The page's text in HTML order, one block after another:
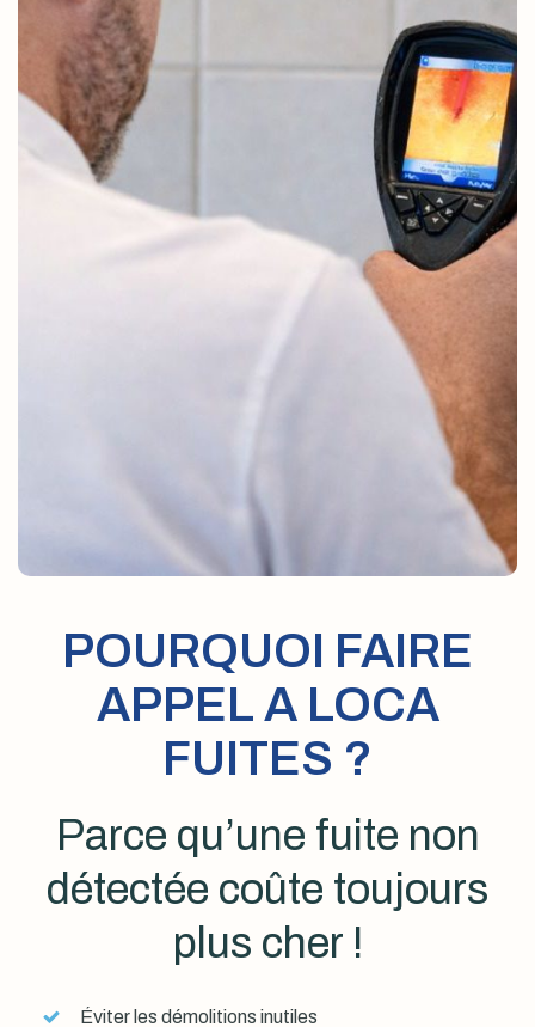
POURQUOI FAIRE
APPEL A LOCA
FUITES ?
Parce qu’une fuite non
détectée coûte toujours
plus cher !
Éviter les démolitions inutiles